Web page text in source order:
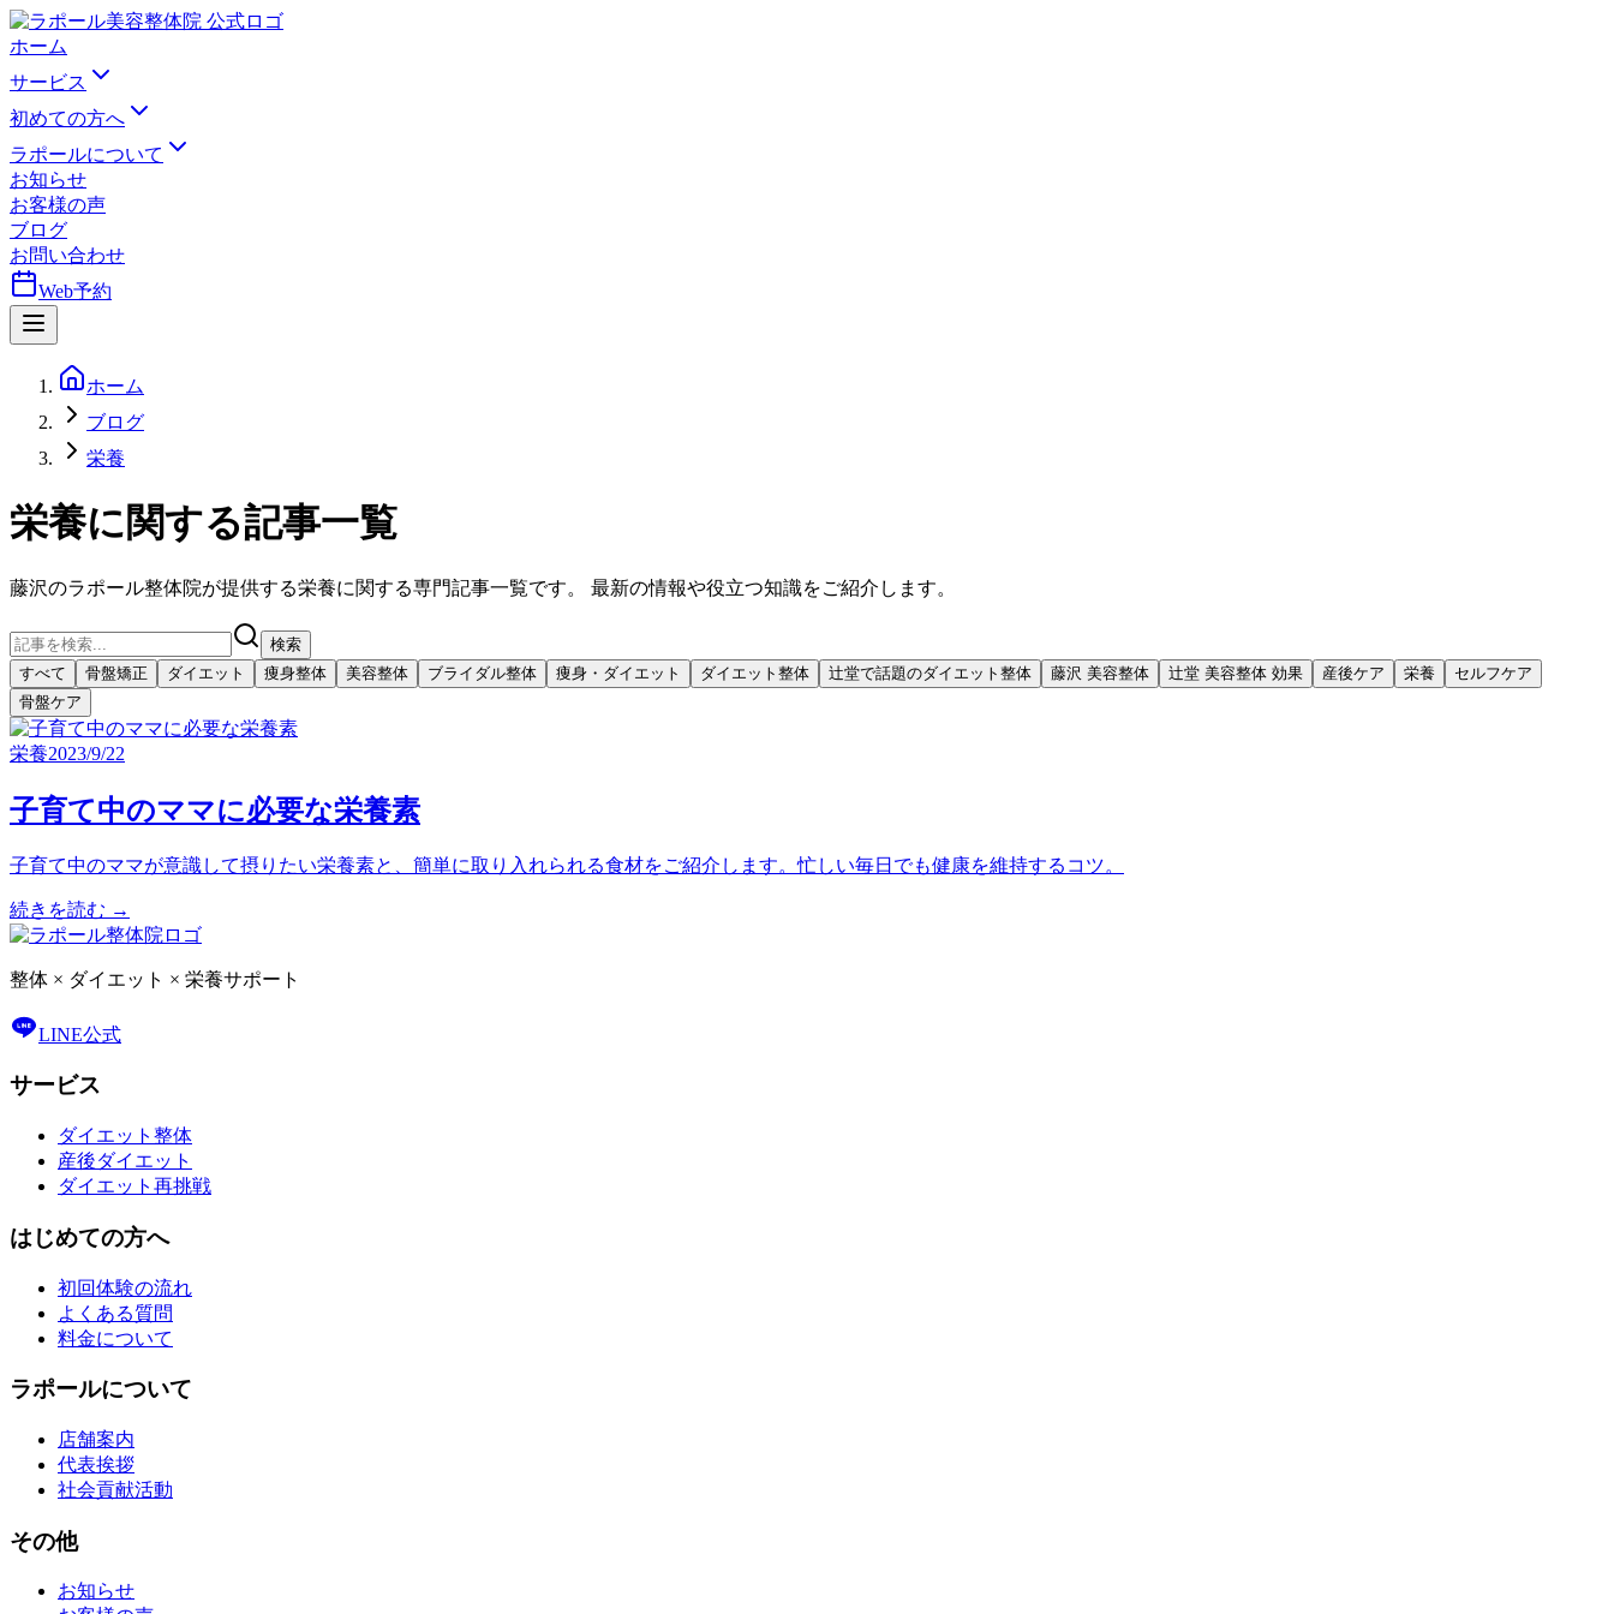
ホーム
サービス
初めての方へ
ラポールについて
お知らせ
お客様の声
ブログ
お問い合わせ
Web予約
ホーム
ブログ
栄養
栄養に関する記事一覧
藤沢のラポール整体院が提供する栄養に関する専門記事一覧です。 最新の情報や役立つ知識をご紹介します。
検索
すべて
骨盤矯正 ダイエット 痩身整体 美容整体 ブライダル整体 痩身・ダイエット ダイエット整体 辻堂で話題のダイエット整体 藤沢 美容整体 辻堂 美容整体 効果 産後ケア 栄養
セルフケア
骨盤ケア
栄養2023/9/22
子育て中のママに必要な栄養素
子育て中のママが意識して摂りたい栄養素と、簡単に取り入れられる食材をご紹介します。忙しい毎日でも健康を維持するコツ。
続きを読む →
整体 × ダイエット × 栄養サポート
LINE公式
サービス
ダイエット整体
産後ダイエット
ダイエット再挑戦
はじめての方へ
初回体験の流れ
よくある質問
料金について
ラポールについて
店舗案内
代表挨拶
社会貢献活動
その他
お知らせ